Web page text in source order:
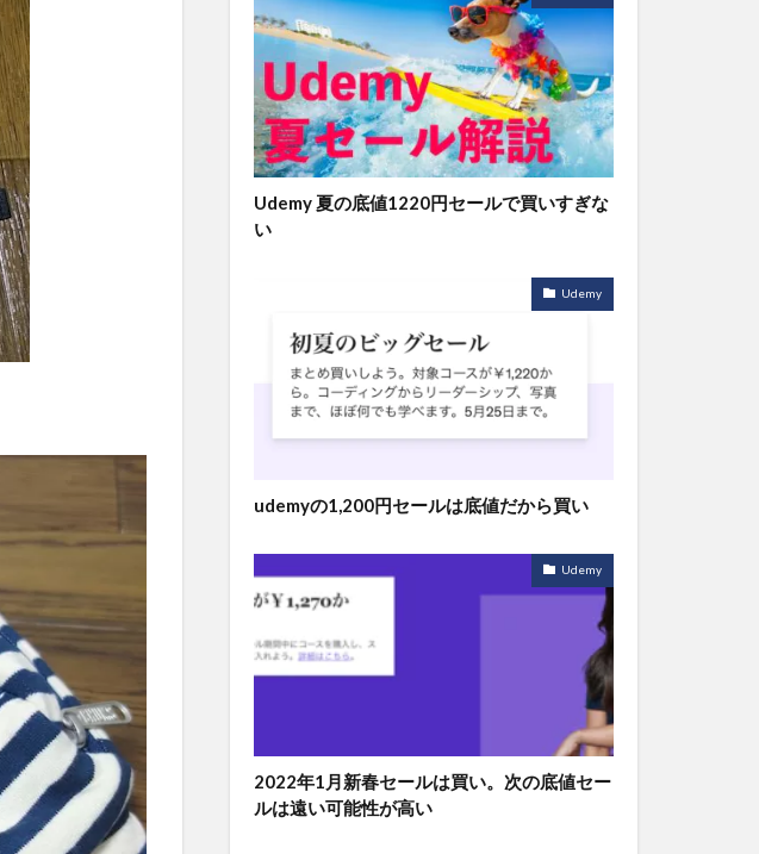
Udemy 夏の底値1220円セールで買いすぎな
い
Udemy
udemyの1,200円セールは底値だから買い
Udemy
2022年1月新春セールは買い。次の底値セー
ルは遠い可能性が高い